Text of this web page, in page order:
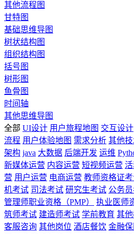
其他流程图
甘特图
基础思维导图
树状结构图
组织结构图
括号图
树形图
鱼骨图
时间轴
其他思维导图
全部 UI设计 用户旅程地图 交互设计
流程 用户体验地图 需求分析 其他
架构 java 大数据 后端开发 运维
新媒体运营 内容运营 短视频运营
营 用户运营 电商运营 教师资格证
机考试 司法考试 研究生考试 公务
管理师职业资格（PMP）
执业医师
筑师考试 建造师考试 学前教育 其
客服咨询 其他岗位 酒店餐饮 金融